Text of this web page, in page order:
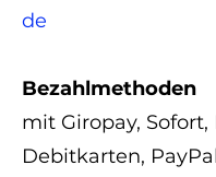
de
Bezahlmethoden
mit Giropay,
Debitkarten,